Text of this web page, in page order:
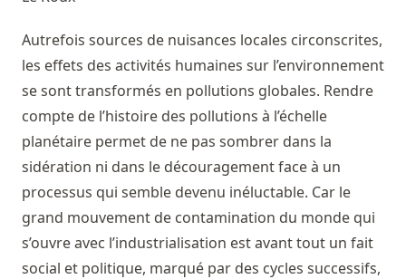
Autrefois sources de nuisances locales circonscrites,
les effets des activités humaines sur l’environnement
se sont transformés en pollutions globales. Rendre
compte de l’histoire des pollutions à l’échelle
planétaire permet de ne pas sombrer dans la
sidération ni dans le découragement face à un
processus qui semble devenu inéluctable. Car le
grand mouvement de contamination du monde qui
s’ouvre avec l’industrialisation est avant tout un fait
social et politique, marqué par des cycles successifs,